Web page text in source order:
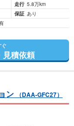
走行 5.8万km
保証 あり
ぐ
見積依頼
ン （DAA-GFC27）